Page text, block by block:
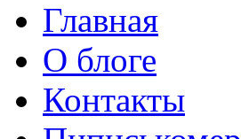
Главная
О блоге
Контакты